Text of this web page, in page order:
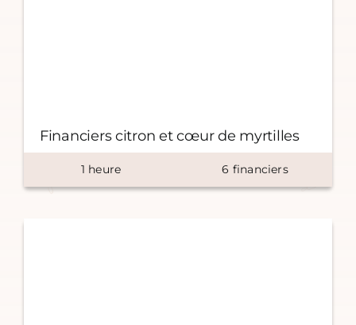
Financiers citron et cœur de myrtilles
1 heure 6 financiers